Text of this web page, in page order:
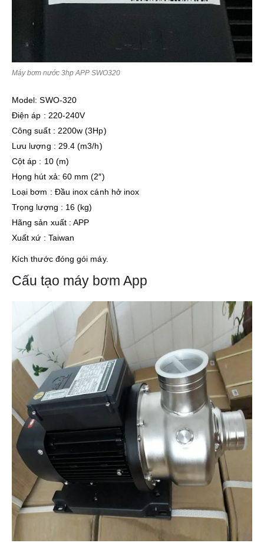
Máy bơm nước 3hp APP SWO320
Model: SWO-320
Điện áp : 220-240V
Công suất : 2200w (3Hp)
Lưu lượng : 29.4 (m3/h)
Cột áp : 10 (m)
Họng hút xả: 60 mm (2″)
Loại bơm : Đầu inox cánh hở inox
Trọng lượng : 16 (kg)
Hãng sản xuất : APP
Xuất xứ : Taiwan
Kích thước đóng gói máy.
Cấu tạo máy bơm App